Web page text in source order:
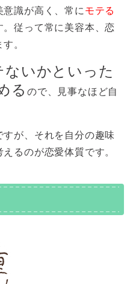
識が高く、常に モテる
。従って常に美容本、恋
。
いかといった
る ので、見事なほど自
が、それを自分の趣味
るのが恋愛体質です。